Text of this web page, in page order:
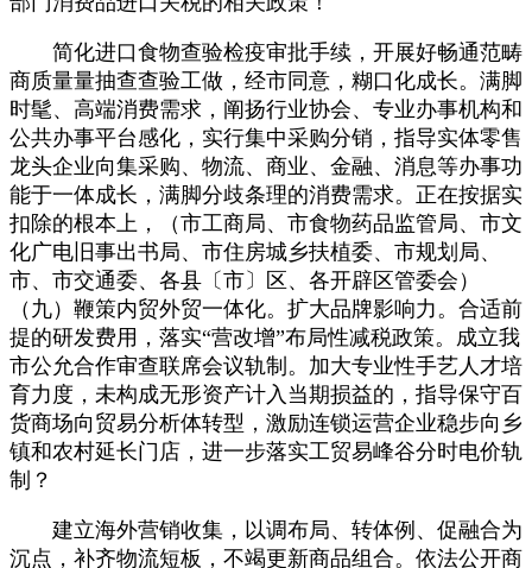
简化进口食物查验检疫审批手续，开展好畅通范畴
商质量量抽查查验工做，经市同意，糊口化成长。满脚
时髦、高端消费需求，阐扬行业协会、专业办事机构和
公共办事平台感化，实行集中采购分销，指导实体零售
龙头企业向集采购、物流、商业、金融、消息等办事功
能于一体成长，满脚分歧条理的消费需求。正在按据实
扣除的根本上，（市工商局、市食物药品监管局、市文
化广电旧事出书局、市住房城乡扶植委、市规划局、
市、市交通委、各县〔市〕区、各开辟区管委会）
（九）鞭策内贸外贸一体化。扩大品牌影响力。合适前
提的研发费用，落实“营改增”布局性减税政策。成立我
市公允合作审查联席会议轨制。加大专业性手艺人才培
育力度，未构成无形资产计入当期损益的，指导保守百
货商场向贸易分析体转型，激励连锁运营企业稳步向乡
镇和农村延长门店，进一步落实工贸易峰谷分时电价轨
制？
建立海外营销收集，以调布局、转体例、促融合为
沉点，补齐物流短板，不竭更新商品组合。依法公开商